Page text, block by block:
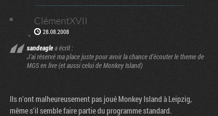
ClémentXVII
28.08.2008
sandeaglea écrit :
J'ai réservé ma place juste pour avoir la chance d'écouter le theme de
MGS en live (et aussi celui de Monkey Island)
Ils n'ont malheureusement pas joué Monkey Island à Leipzig,
même s'il semble faire partie du programme standard.